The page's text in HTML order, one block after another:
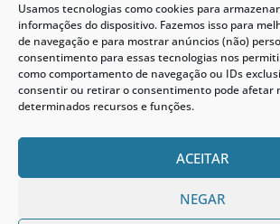
Usamos tecnologias como cookies para
informações do dispositivo. Fazemos isso para
de navegação e para mostrar anúncios (não)
consentimento para essas tecnologias nos
como comportamento de navegação ou IDs
consentir ou retirar o consentimento pode afetar
determinados recursos e funções.
ACEITAR
NEGAR
© 2024 AMT Cloud. Todos os direitos